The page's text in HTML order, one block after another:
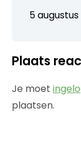
5
Plaats
Je moet
plaatsen.